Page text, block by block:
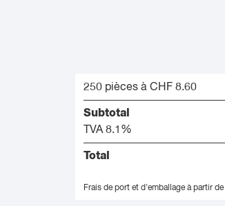
250 pièces à CHF 8.60
Subtotal
TVA 8.1%
Total
Frais de port et d'emballage à partir